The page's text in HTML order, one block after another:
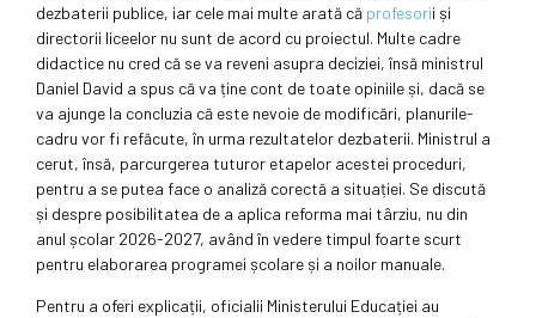
dezbaterii publice, iar cele mai multe arată că profesorii și
directorii liceelor nu sunt de acord cu proiectul. Multe cadre
didactice nu cred că se va reveni asupra deciziei, însă ministrul
Daniel David a spus că va ține cont de toate opiniile și, dacă se
va ajunge la concluzia că este nevoie de modificări, planurile-
cadru vor fi refăcute, în urma rezultatelor dezbaterii. Ministrul a
cerut, însă, parcurgerea tuturor etapelor acestei proceduri,
pentru a se putea face o analiză corectă a situației. Se discută
și despre posibilitatea de a aplica reforma mai târziu, nu din
anul școlar 2026-2027, având în vedere timpul foarte scurt
pentru elaborarea programei școlare și a noilor manuale.
Pentru a oferi explicații, oficialii Ministerului Educației au